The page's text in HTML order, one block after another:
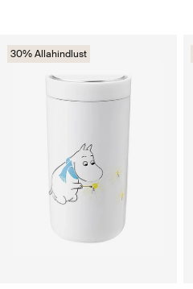
30% Allahindlust